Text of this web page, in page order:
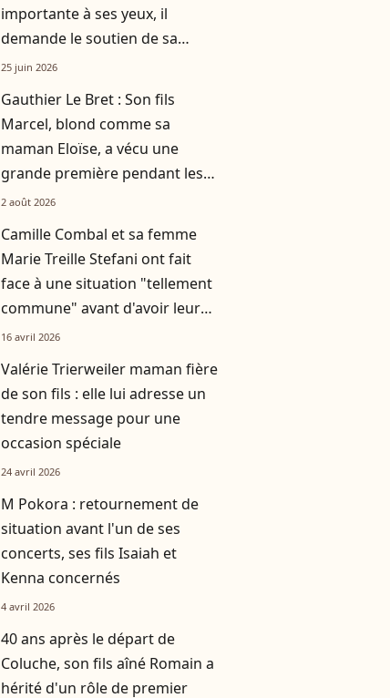
importante à ses yeux, il
demande le soutien de sa
communauté
25 juin 2026
Gauthier Le Bret : Son fils
Marcel, blond comme sa
maman Eloïse, a vécu une
grande première pendant les
vacances
2 août 2026
Camille Combal et sa femme
Marie Treille Stefani ont fait
face à une situation "tellement
commune" avant d'avoir leur
fils Pio
16 avril 2026
Valérie Trierweiler maman fière
de son fils : elle lui adresse un
tendre message pour une
occasion spéciale
24 avril 2026
M Pokora : retournement de
situation avant l'un de ses
concerts, ses fils Isaiah et
Kenna concernés
4 avril 2026
40 ans après le départ de
Coluche, son fils aîné Romain a
hérité d'un rôle de premier